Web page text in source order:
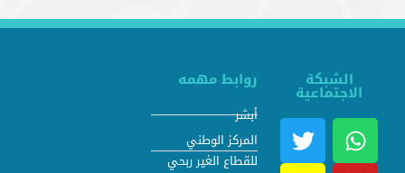
الشبكة
الاجتماعية
روابط مهمه
أبشر
المركز الوطني
للقطاع الغير ربحي